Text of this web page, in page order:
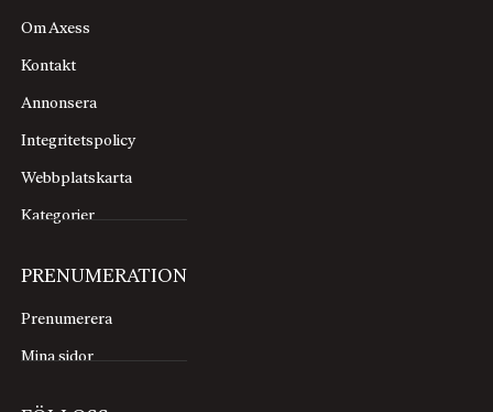
Om Axess
Kontakt
Annonsera
Integritetspolicy
Webbplatskarta
Kategorier
PRENUMERATION
Prenumerera
Mina sidor